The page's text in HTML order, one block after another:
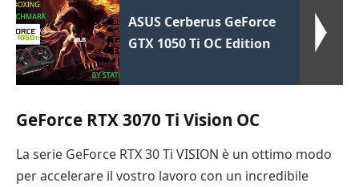
ASUS Cerberus GeForce
GTX 1050 Ti OC Edition
GeForce RTX 3070 Ti Vision OC
La serie GeForce RTX 30 Ti VISION è un ottimo modo
per accelerare il vostro lavoro con un incredibile